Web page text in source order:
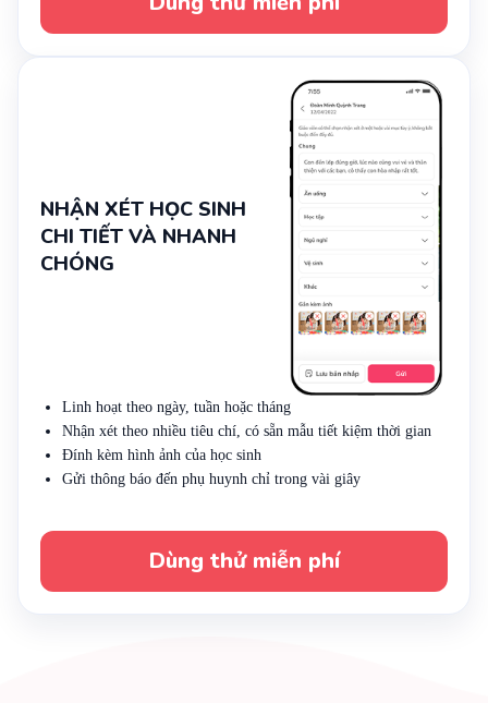
NHẬN XÉT HỌC SINH
CHI TIẾT VÀ NHANH
CHÓNG
Linh hoạt theo ngày, tuần hoặc tháng
Nhận xét theo nhiều tiêu chí, có sẵn mẫu tiết kiệm thời gian
Đính kèm hình ảnh của học sinh
Gửi thông báo đến phụ huynh chỉ trong vài giây
Dùng thử miễn phí